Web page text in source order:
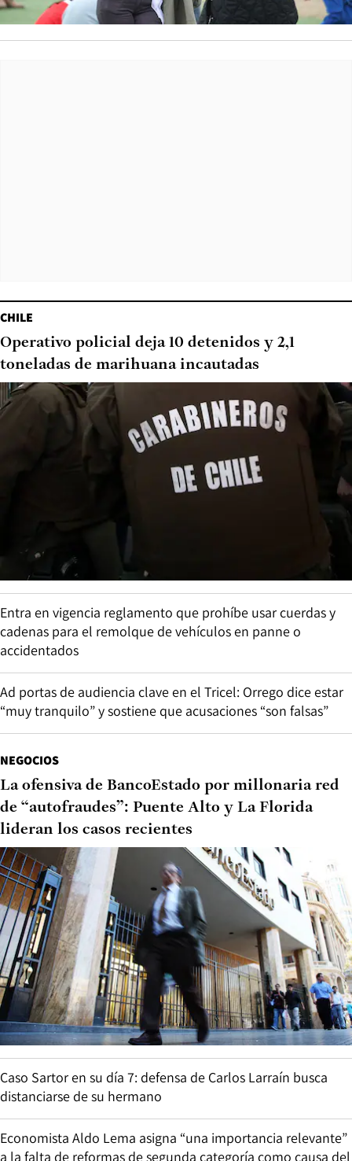
CHILE
Operativo policial deja 10 detenidos y 2,1
toneladas de marihuana incautadas
Entra en vigencia reglamento que prohíbe usar cuerdas y
cadenas para el remolque de vehículos en panne o
accidentados
Ad portas de audiencia clave en el Tricel: Orrego dice estar
“muy tranquilo” y sostiene que acusaciones “son falsas”
NEGOCIOS
La ofensiva de BancoEstado por millonaria red
de “autofraudes”: Puente Alto y La Florida
lideran los casos recientes
Caso Sartor en su día 7: defensa de Carlos Larraín busca
distanciarse de su hermano
Economista Aldo Lema asigna “una importancia relevante”
a la falta de reformas de segunda categoría como causa del